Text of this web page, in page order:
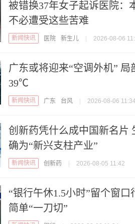
被错换37年女子起诉医院：
不必遭受这些苦难
新闻快讯 医院 新生儿 2026-08-06
广东或将迎来“空调外机” 局
39℃
新闻快讯 广东 台风 2026-08-06 11:34
创新药凭什么成中国新名片
确为“新兴支柱产业”
新闻快讯 创新药 2026-08-05 11:42
“银行午休1.5小时”留个窗口
简单“一刀切”